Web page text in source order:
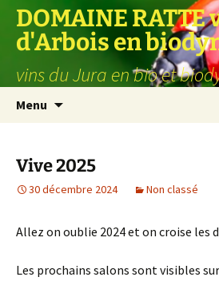
Aller
contenu
DOMAINE RATTE
d'Arbois en
vins du Jura en bio et
Menu
Vive 2025
30 décembre 2024 Non classé
Allez on oublie 2024 et on croise les
Les prochains salons sont visibles